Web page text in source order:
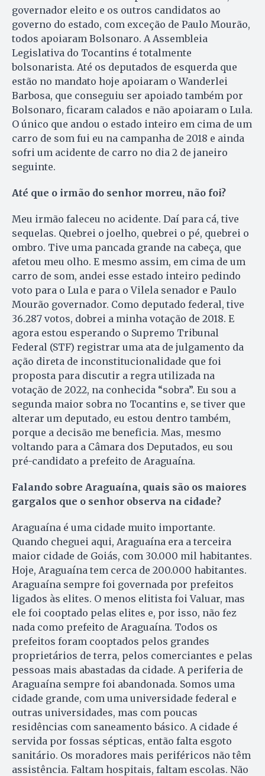
governador eleito e os outros candidatos ao
governo do estado, com exceção de Paulo Mourão,
todos apoiaram Bolsonaro. A Assembleia
Legislativa do Tocantins é totalmente
bolsonarista. Até os deputados de esquerda que
estão no mandato hoje apoiaram o Wanderlei
Barbosa, que conseguiu ser apoiado também por
Bolsonaro, ficaram calados e não apoiaram o Lula.
O único que andou o estado inteiro em cima de um
carro de som fui eu na campanha de 2018 e ainda
sofri um acidente de carro no dia 2 de janeiro
seguinte.
Até que o irmão do senhor morreu, não foi?
Meu irmão faleceu no acidente. Daí para cá, tive
sequelas. Quebrei o joelho, quebrei o pé, quebrei o
ombro. Tive uma pancada grande na cabeça, que
afetou meu olho. E mesmo assim, em cima de um
carro de som, andei esse estado inteiro pedindo
voto para o Lula e para o Vilela senador e Paulo
Mourão governador. Como deputado federal, tive
36.287 votos, dobrei a minha votação de 2018. E
agora estou esperando o Supremo Tribunal
Federal (STF) registrar uma ata de julgamento da
ação direta de inconstitucionalidade que foi
proposta para discutir a regra utilizada na
votação de 2022, na conhecida “sobra”. Eu sou a
segunda maior sobra no Tocantins e, se tiver que
alterar um deputado, eu estou dentro também,
porque a decisão me beneficia. Mas, mesmo
voltando para a Câmara dos Deputados, eu sou
pré-candidato a prefeito de Araguaína.
Falando sobre Araguaína, quais são os maiores
gargalos que o senhor observa na cidade?
Araguaína é uma cidade muito importante.
Quando cheguei aqui, Araguaína era a terceira
maior cidade de Goiás, com 30.000 mil habitantes.
Hoje, Araguaína tem cerca de 200.000 habitantes.
Araguaína sempre foi governada por prefeitos
ligados às elites. O menos elitista foi Valuar, mas
ele foi cooptado pelas elites e, por isso, não fez
nada como prefeito de Araguaína. Todos os
prefeitos foram cooptados pelos grandes
proprietários de terra, pelos comerciantes e pelas
pessoas mais abastadas da cidade. A periferia de
Araguaína sempre foi abandonada. Somos uma
cidade grande, com uma universidade federal e
outras universidades, mas com poucas
residências com saneamento básico. A cidade é
servida por fossas sépticas, então falta esgoto
sanitário. Os moradores mais periféricos não têm
assistência. Faltam hospitais, faltam escolas. Não